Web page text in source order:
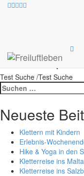
Test Suche /Test Suche
Suche
nach:
Neueste
Klettern mit Kindern
Erlebnis-
Hike & Yoga in den
Kletterreise ins
Kletterreise ins